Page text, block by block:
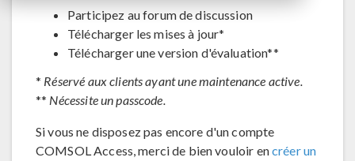
Participez au forum de discussion
Télécharger les mises à jour*
Télécharger une version d'évaluation**
* Réservé aux clients ayant une maintenance active.
** Nécessite un passcode.
Si vous ne disposez pas encore d'un compte
COMSOL Access, merci de bien vouloir encréer un